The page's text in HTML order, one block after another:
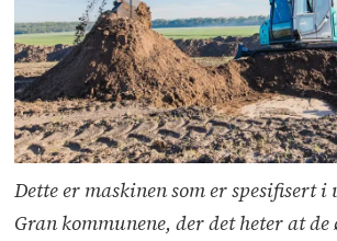
Dette er maskinen som er spesifisert
Gran kommunene, der det heter at